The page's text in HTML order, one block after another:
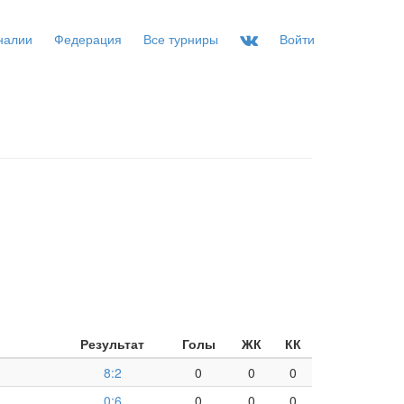
Федерация Все турниры Войти
Результат Голы ЖК
КК
8:2 0 0
0
0:6 0 0
0